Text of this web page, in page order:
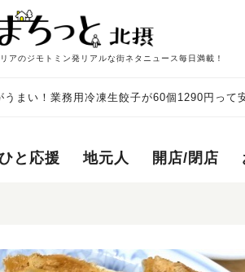
アのジモトミン発リアルな街ネタニュース毎日満載！
まい！業務用冷凍生餃子が60個1290円って
と応援 地元人 開店/閉店